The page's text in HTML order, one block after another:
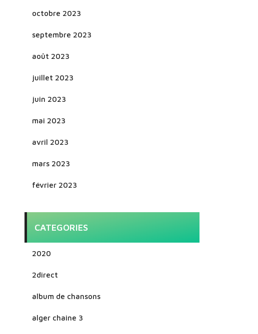
octobre 2023
septembre 2023
août 2023
juillet 2023
juin 2023
mai 2023
avril 2023
mars 2023
février 2023
CATEGORIES
2020
2direct
album de chansons
alger chaine 3